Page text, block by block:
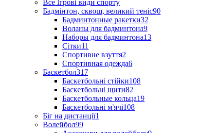
Все Ігрові види спорту
Бадмінтон, сквош, великий теніс90
Бадминтонные ракетки32
Воланы для бадминтона9
Наборы для бадминтона13
Сітки11
Спортивне взуття2
Спортивная одежда6
Баскетбол317
Баскетбольні стійки108
Баскетбольні щити82
Баскетбольные кольца19
Баскетбольні м'ячі108
Біг на дистанції1
Волейбол99